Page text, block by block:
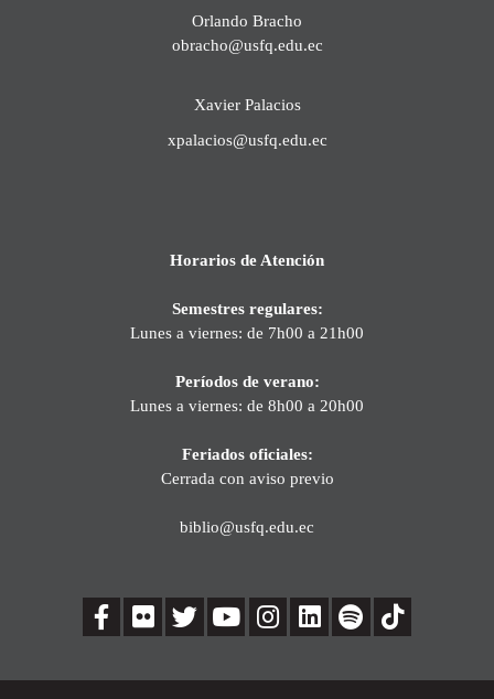
Orlando Bracho
obracho@usfq.edu.ec
Xavier Palacios
xpalacios@usfq.edu.ec
Horarios de Atención
Semestres regulares:
Lunes a viernes: de 7h00 a 21h00
Períodos de verano:
Lunes a viernes: de 8h00 a 20h00
Feriados oficiales:
Cerrada con aviso previo
biblio@usfq.edu.ec